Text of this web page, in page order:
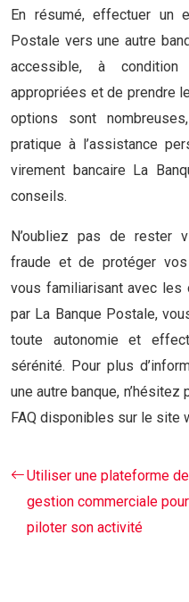
En résumé, effectuer un
Postale vers une autre
accessible, à
appropriées et de prendre
options sont
pratique à l’assistance
virement bancaire La
conseils.
N’oubliez pas de rester
fraude et de protéger
vous familiarisant avec
par La Banque Postale,
toute autonomie et
sérénité. Pour plus
une autre banque,
FAQ disponibles sur le site
Utiliser une plateforme de
gestion commerciale pour
piloter son activité